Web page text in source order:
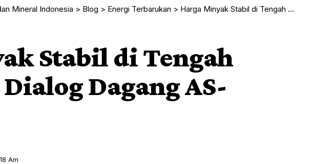
Mineral Indonesia > Blog > Energi Terbarukan > Harga Minyak Stabil di Tengah Optimisme Dialog Dagang AS-China
Stabil di Tengah
Dagang AS-
Am